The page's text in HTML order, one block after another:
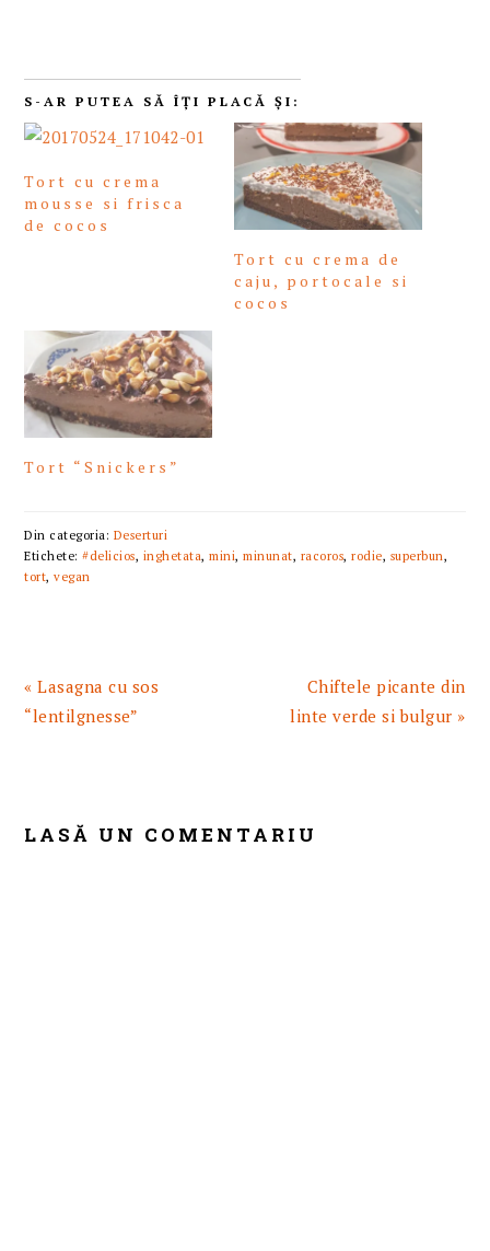
S-AR PUTEA SĂ ÎȚI PLACĂ ȘI:
Tort cu crema
mousse si frisca
de cocos
Tort cu crema de
caju, portocale si
cocos
Tort “Snickers”
Din categoria: Deserturi
Etichete:#delicios, inghetata,mini,minunat, racoros,rodie, superbun,
tort,vegan
Articol
anterior:
« Lasagna cu sos
“lentilgnesse”
Articolul
urmator:
Chiftele picante din
linte verde si bulgur »
INTERACTIONS
LASĂ UN COMENTARIU